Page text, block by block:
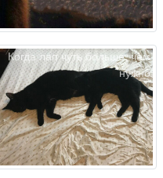
Когда лап чуть больше, чем
нужно